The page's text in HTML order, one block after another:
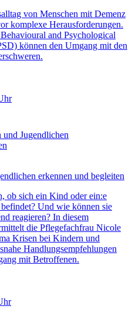
von Menschen mit Demenz
komplexe Herausforderungen.
and Psychological
können den Umgang mit den
erkennen und begleiten
ob sich ein Kind oder ein:e
Und wie können sie
reagieren? In diesem
die Pflegefachfrau Nicole
Krisen bei Kindern und
Handlungsempfehlungen
mit Betroffenen.